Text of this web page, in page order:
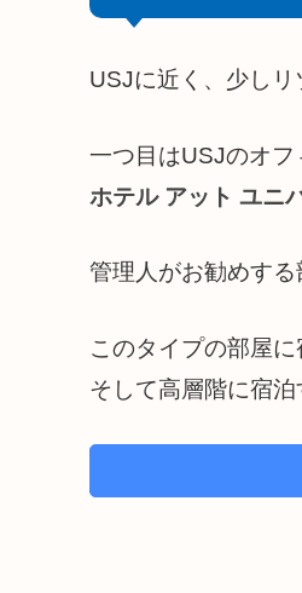
USJに近く、少しリ
一つ目はUSJのオ
ホテル アット ユニ
管理人がお勧めする
このタイプの部屋
そして高層階に宿